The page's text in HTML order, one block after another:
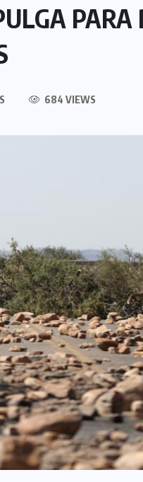
PARA
684 VIEWS